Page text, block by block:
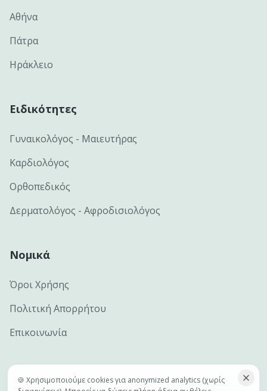
Αθήνα
Πάτρα
Ηράκλειο
Ειδικότητες
Γυναικολόγος - Μαιευτήρας
Καρδιολόγος
Ορθοπεδικός
Δερματολόγος - Αφροδισιολόγος
Νομικά
Όροι Χρήσης
Πολιτική Απορρήτου
Επικοινωνία
🍪 Χρησιμοποιούμε cookies για anonymized analytics (χωρίς